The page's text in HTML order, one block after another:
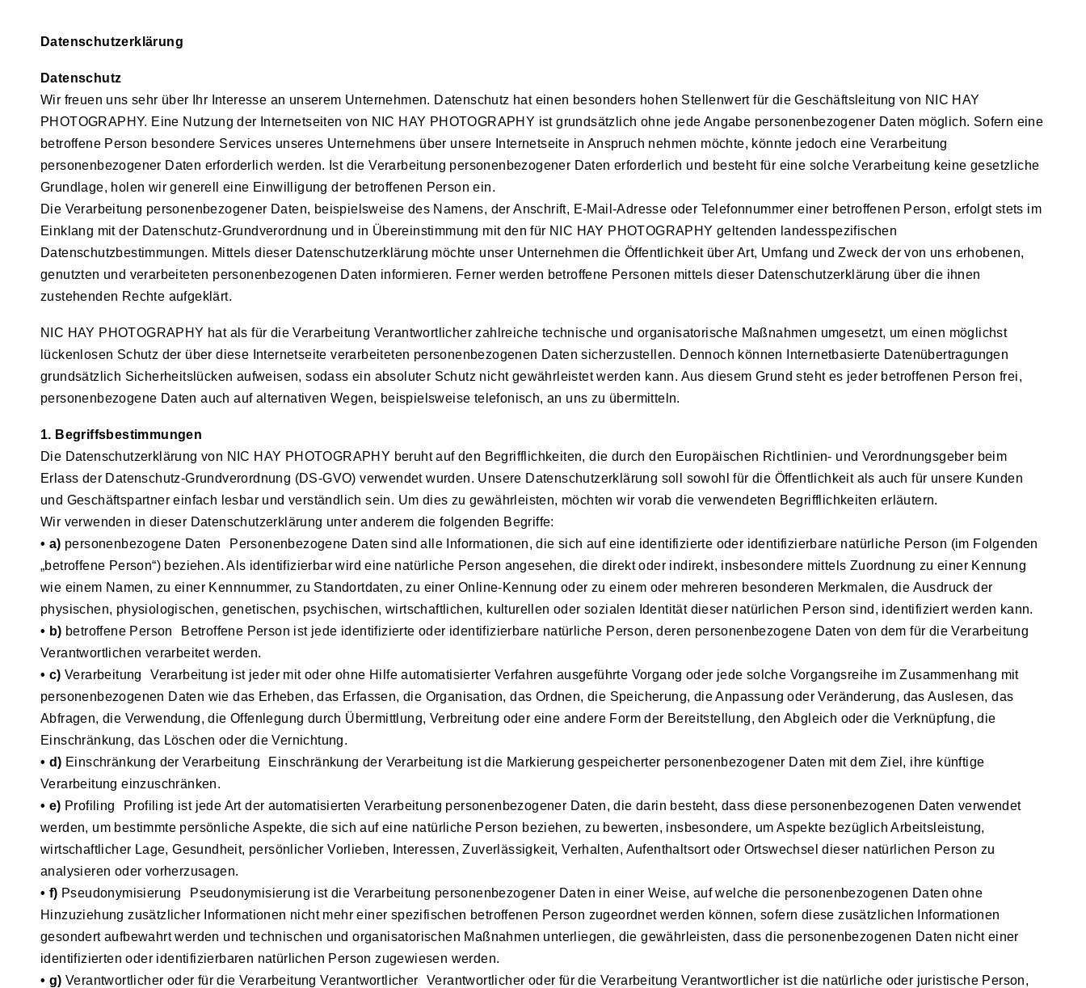
Datenschutzerklärung
Datenschutz
Wir freuen uns sehr über Ihr Interesse an unserem Unternehmen. Datenschutz hat einen besonders hohen Stellenwert für die Geschäftsleitung von NIC HAY
PHOTOGRAPHY. Eine Nutzung der Internetseiten von NIC HAY PHOTOGRAPHY ist grundsätzlich ohne jede Angabe personenbezogener Daten möglich. Sofern eine
betroffene Person besondere Services unseres Unternehmens über unsere Internetseite in Anspruch nehmen möchte, könnte jedoch eine Verarbeitung
personenbezogener Daten erforderlich werden. Ist die Verarbeitung personenbezogener Daten erforderlich und besteht für eine solche Verarbeitung keine gesetzliche
Grundlage, holen wir generell eine Einwilligung der betroffenen Person ein.
Die Verarbeitung personenbezogener Daten, beispielsweise des Namens, der Anschrift, E-Mail-Adresse oder Telefonnummer einer betroffenen Person, erfolgt stets im
Einklang mit der Datenschutz-Grundverordnung und in Übereinstimmung mit den für NIC HAY PHOTOGRAPHY geltenden landesspezifischen
Datenschutzbestimmungen. Mittels dieser Datenschutzerklärung möchte unser Unternehmen die Öffentlichkeit über Art, Umfang und Zweck der von uns erhobenen,
genutzten und verarbeiteten personenbezogenen Daten informieren. Ferner werden betroffene Personen mittels dieser Datenschutzerklärung über die ihnen
zustehenden Rechte aufgeklärt.
NIC HAY PHOTOGRAPHY hat als für die Verarbeitung Verantwortlicher zahlreiche technische und organisatorische Maßnahmen umgesetzt, um einen möglichst
lückenlosen Schutz der über diese Internetseite verarbeiteten personenbezogenen Daten sicherzustellen. Dennoch können Internetbasierte Datenübertragungen
grundsätzlich Sicherheitslücken aufweisen, sodass ein absoluter Schutz nicht gewährleistet werden kann. Aus diesem Grund steht es jeder betroffenen Person frei,
personenbezogene Daten auch auf alternativen Wegen, beispielsweise telefonisch, an uns zu übermitteln.
1. Begriffsbestimmungen
Die Datenschutzerklärung von NIC HAY PHOTOGRAPHY beruht auf den Begrifflichkeiten, die durch den Europäischen Richtlinien- und Verordnungsgeber beim
Erlass der Datenschutz-Grundverordnung (DS-GVO) verwendet wurden. Unsere Datenschutzerklärung soll sowohl für die Öffentlichkeit als auch für unsere Kunden
und Geschäftspartner einfach lesbar und verständlich sein. Um dies zu gewährleisten, möchten wir vorab die verwendeten Begrifflichkeiten erläutern.
Wir verwenden in dieser Datenschutzerklärung unter anderem die folgenden Begriffe:
• a) personenbezogene Daten Personenbezogene Daten sind alle Informationen, die sich auf eine identifizierte oder identifizierbare natürliche Person (im Folgenden
„betroffene Person“) beziehen. Als identifizierbar wird eine natürliche Person angesehen, die direkt oder indirekt, insbesondere mittels Zuordnung zu einer Kennung
wie einem Namen, zu einer Kennnummer, zu Standortdaten, zu einer Online-Kennung oder zu einem oder mehreren besonderen Merkmalen, die Ausdruck der
physischen, physiologischen, genetischen, psychischen, wirtschaftlichen, kulturellen oder sozialen Identität dieser natürlichen Person sind, identifiziert werden kann.
• b) betroffene Person Betroffene Person ist jede identifizierte oder identifizierbare natürliche Person, deren personenbezogene Daten von dem für die Verarbeitung
Verantwortlichen verarbeitet werden.
• c) Verarbeitung Verarbeitung ist jeder mit oder ohne Hilfe automatisierter Verfahren ausgeführte Vorgang oder jede solche Vorgangsreihe im Zusammenhang mit
personenbezogenen Daten wie das Erheben, das Erfassen, die Organisation, das Ordnen, die Speicherung, die Anpassung oder Veränderung, das Auslesen, das
Abfragen, die Verwendung, die Offenlegung durch Übermittlung, Verbreitung oder eine andere Form der Bereitstellung, den Abgleich oder die Verknüpfung, die
Einschränkung, das Löschen oder die Vernichtung.
• d) Einschränkung der Verarbeitung Einschränkung der Verarbeitung ist die Markierung gespeicherter personenbezogener Daten mit dem Ziel, ihre künftige
Verarbeitung einzuschränken.
• e) Profiling Profiling ist jede Art der automatisierten Verarbeitung personenbezogener Daten, die darin besteht, dass diese personenbezogenen Daten verwendet
werden, um bestimmte persönliche Aspekte, die sich auf eine natürliche Person beziehen, zu bewerten, insbesondere, um Aspekte bezüglich Arbeitsleistung,
wirtschaftlicher Lage, Gesundheit, persönlicher Vorlieben, Interessen, Zuverlässigkeit, Verhalten, Aufenthaltsort oder Ortswechsel dieser natürlichen Person zu
analysieren oder vorherzusagen.
• f) Pseudonymisierung Pseudonymisierung ist die Verarbeitung personenbezogener Daten in einer Weise, auf welche die personenbezogenen Daten ohne
Hinzuziehung zusätzlicher Informationen nicht mehr einer spezifischen betroffenen Person zugeordnet werden können, sofern diese zusätzlichen Informationen
gesondert aufbewahrt werden und technischen und organisatorischen Maßnahmen unterliegen, die gewährleisten, dass die personenbezogenen Daten nicht einer
identifizierten oder identifizierbaren natürlichen Person zugewiesen werden.
• g) Verantwortlicher oder für die Verarbeitung Verantwortlicher Verantwortlicher oder für die Verarbeitung Verantwortlicher ist die natürliche oder juristische Person,